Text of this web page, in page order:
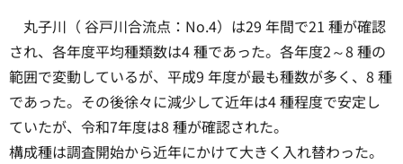
丸子川（ 谷戸川合流点：No.4）は29 年間で21 種が確認
され、各年度平均種類数は4 種であった。各年度2～8 種の
範囲で変動しているが、平成9 年度が最も種数が多く、8 種
であった。その後徐々に減少して近年は4 種程度で安定し
ていたが、令和7年度は8 種が確認された。
構成種は調査開始から近年にかけて大きく入れ替わった。